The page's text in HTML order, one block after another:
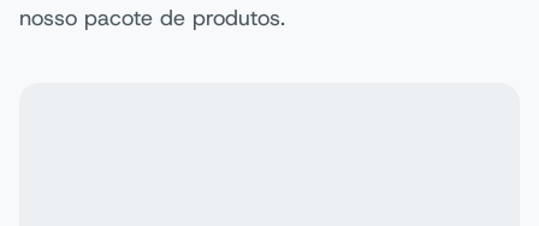
nosso pacote de produtos.